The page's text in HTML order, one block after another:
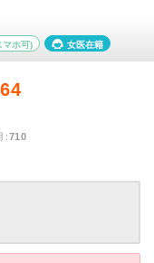
マホ可) 女医在籍
:710